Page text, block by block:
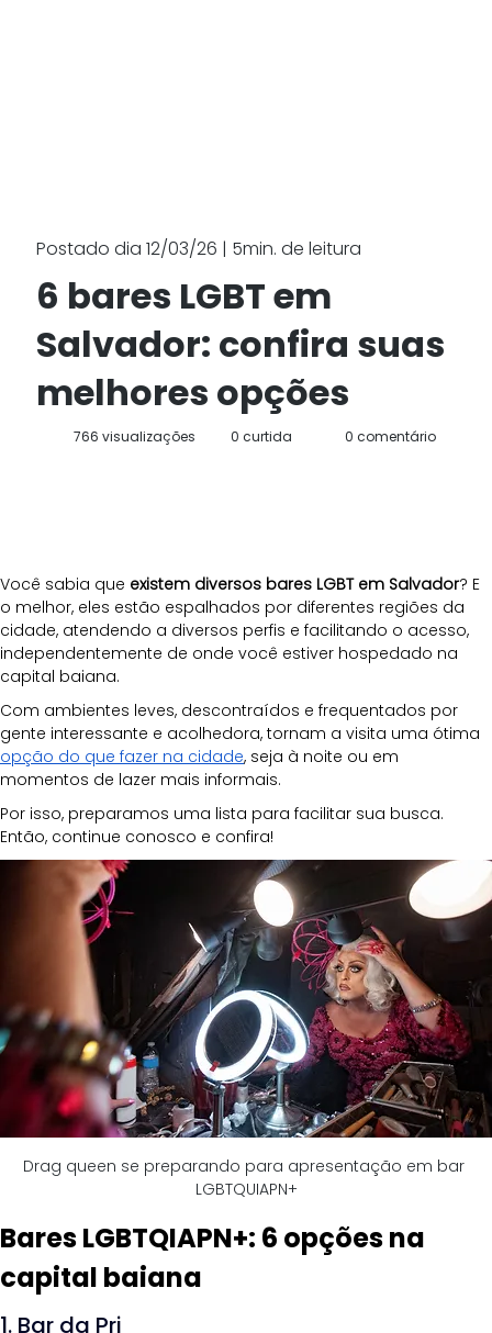
Postado dia 12/03/26 | 5min. de leitura
6 bares LGBT em
Salvador: confira suas
melhores opções
0 comentário
0 curtida
766 visualizações
Você sabia que existem diversos bares LGBT em Salvador? E
o melhor, eles estão espalhados por diferentes regiões da
cidade, atendendo a diversos perfis e facilitando o acesso,
independentemente de onde você estiver hospedado na
capital baiana.
Com ambientes leves, descontraídos e frequentados por
gente interessante e acolhedora, tornam a visita uma ótima
opção do que fazer na cidade, seja à noite ou em
momentos de lazer mais informais.
Por isso, preparamos uma lista para facilitar sua busca.
Então, continue conosco e confira!
Drag queen se preparando para apresentação em bar
LGBTQUIAPN+
Bares LGBTQIAPN+: 6 opções na
capital baiana
1. Bar da Pri